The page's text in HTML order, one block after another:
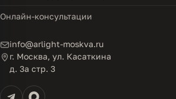
Онлайн-консультации
info@arlight-moskva.ru
г. Москва, ул. Касаткина
д. 3а стр. 3